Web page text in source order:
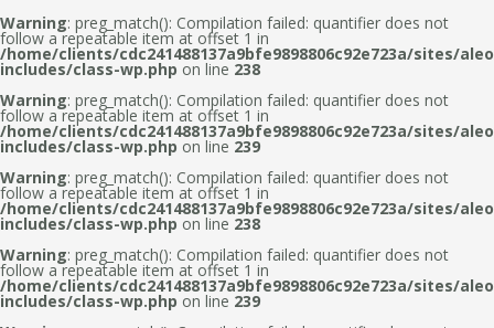
Warning: preg_match(): Compilation failed: quantifier does not
follow a repeatable item at offset 1 in
/home/clients/cdc241488137a9bfe9898806c92e723a/sites/
includes/class-wp.php on line 238
Warning: preg_match(): Compilation failed: quantifier does not
follow a repeatable item at offset 1 in
/home/clients/cdc241488137a9bfe9898806c92e723a/sites/
includes/class-wp.php on line 239
Warning: preg_match(): Compilation failed: quantifier does not
follow a repeatable item at offset 1 in
/home/clients/cdc241488137a9bfe9898806c92e723a/sites/
includes/class-wp.php on line 238
Warning: preg_match(): Compilation failed: quantifier does not
follow a repeatable item at offset 1 in
/home/clients/cdc241488137a9bfe9898806c92e723a/sites/
includes/class-wp.php on line 239